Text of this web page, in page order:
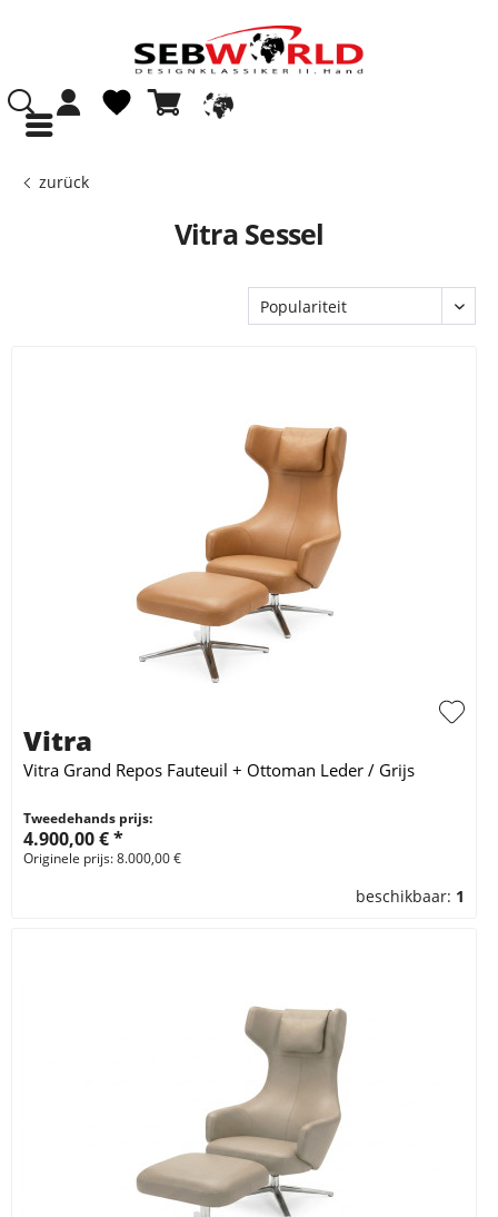
zurück
Vitra Sessel
Vitra
Vitra Grand Repos Fauteuil + Ottoman Leder / Grijs
Tweedehands prijs:
4.900,00 € *
Originele prijs: 8.000,00 €
beschikbaar: 1